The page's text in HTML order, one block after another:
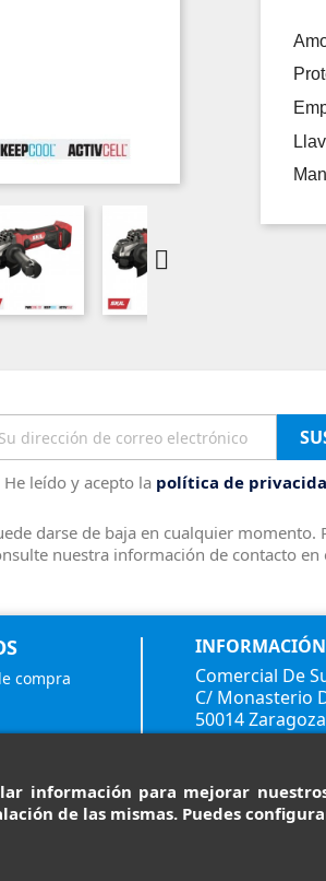
información para mejorar
de las mismas. Puedes

He leído y acepto la política de
darse de baja en cualquier momento.
nuestra información de contacto en
compra
Comercial De
C/ Monasterio
50014 Zaragoza
Zaragoza
Llámenos:
Envíenos un